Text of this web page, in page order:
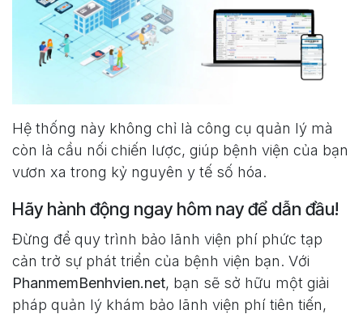
Hệ thống này không chỉ là công cụ quản lý mà
còn là cầu nối chiến lược, giúp bệnh viện của bạn
vươn xa trong kỷ nguyên y tế số hóa.
Hãy hành động ngay hôm nay để dẫn đầu!
Đừng để quy trình bảo lãnh viện phí phức tạp
cản trở sự phát triển của bệnh viện bạn. Với
PhanmemBenhvien.net, bạn sẽ sở hữu một giải
pháp quản lý khám bảo lãnh viện phí tiên tiến,